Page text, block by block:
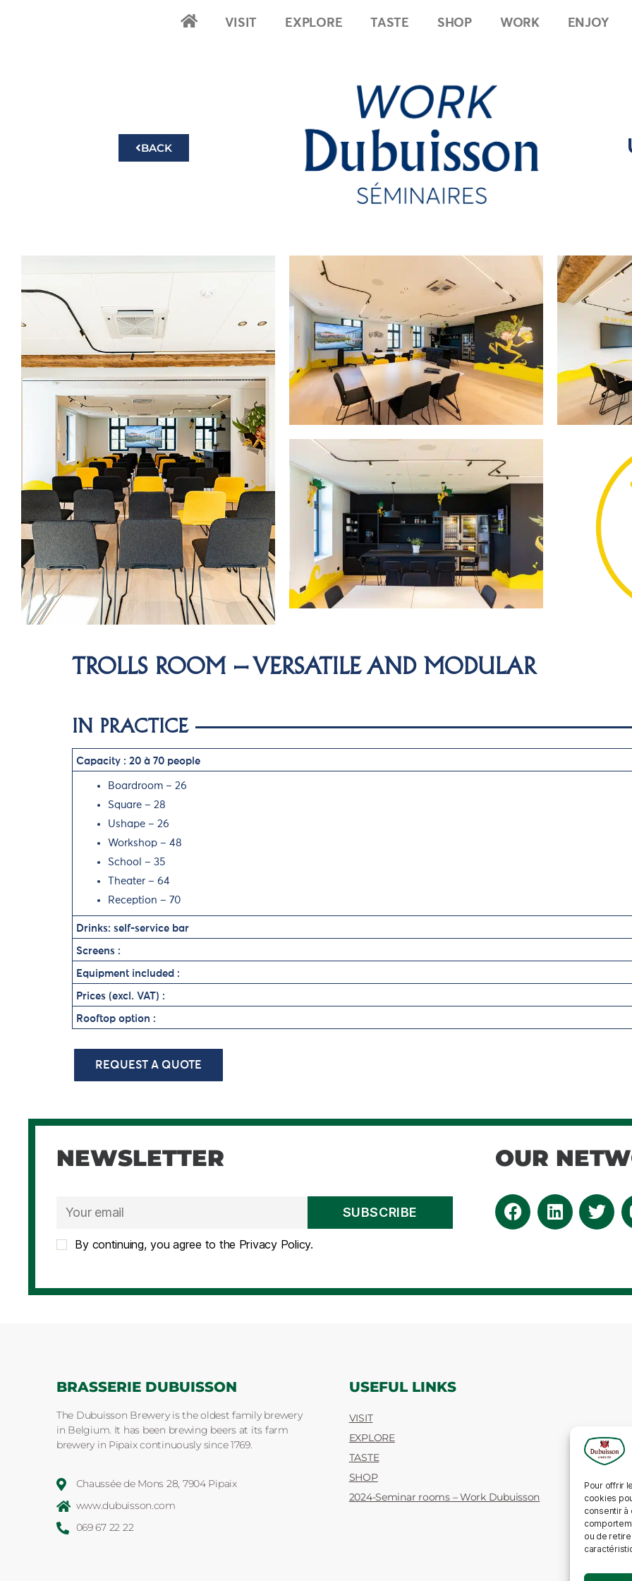
Pour offrir
cookies
consentir
ou de
2024-Home
VISIT EXPLORE TASTE SHOP WORK ENJOY
BACK
TROLLS ROOM – VERSATILE AND MODULAR
IN PRACTICE
Capacity : 20 à 70 people
Boardroom – 26
Square – 28
Ushape – 26
Workshop – 48
School – 35
Theater – 64
Reception – 70
Drinks: self-service bar
Screens :
Equipment included :
Prices (excl. VAT) :
Rooftop option :
REQUEST A QUOTE
NEWSLETTER
By continuing, you agree to the Privacy Policy.
OUR
BRASSERIE DUBUISSON
The Dubuisson Brewery is the oldest family brewery
in Belgium. It has been brewing beers at its farm
brewery in Pipaix continuously since 1769.
Chaussée de Mons 28, 7904 Pipaix
www.dubuisson.com
069 67 22 22
USEFUL LINKS
VISIT
EXPLORE
TASTE
SHOP
2024-Seminar rooms – Work Dubuisson